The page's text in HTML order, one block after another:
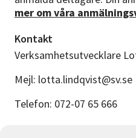
mer om våra
Kontakt
Verksamhetsutvecklare
Mejl: lotta.lindqvist@sv.se
Telefon: 072-07 65 666